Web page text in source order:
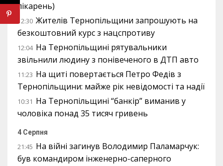
лікарень)
12:30 Жителів Тернопільщини запрошують на
безкоштовний курс з нацспротиву
12:04 На Тернопільщині рятувальники
звільнили людину з понівеченого в ДТП авто
11:23 На щиті повертається Петро Федів з
Тернопільщини: майже рік невідомості та надії
10:31 На Тернопільщині “банкір” виманив у
чоловіка понад 35 тисяч гривень
4 Серпня
21:45 На війні загинув Володимир Паламарчук:
був командиром інженерно-саперного